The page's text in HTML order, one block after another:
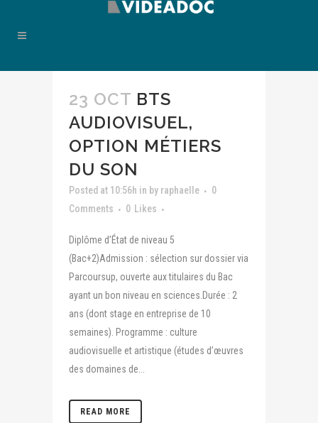
23 OCT BTS
AUDIOVISUEL,
OPTION MÉTIERS
DU SON
Posted at 10:56h in by raphaelle
0
Comments
0 Likes
Diplôme d’État de niveau 5
(Bac+2)Admission : sélection sur dossier via
Parcoursup, ouverte aux titulaires du Bac
ayant un bon niveau en sciences.Durée : 2
ans (dont stage en entreprise de 10
semaines). Programme : culture
audiovisuelle et artistique (études d’œuvres
des domaines de...
READ MORE